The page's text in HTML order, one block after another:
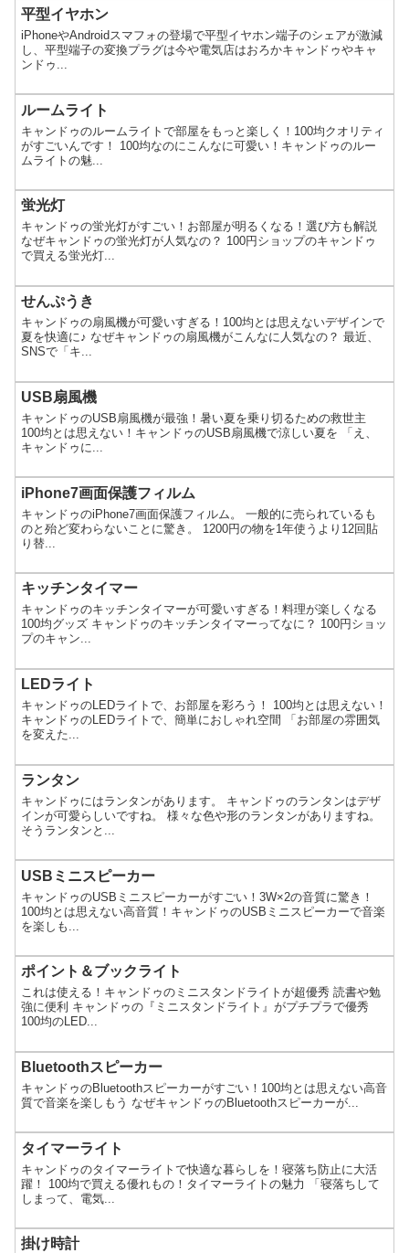
平型イヤホン
iPhoneやAndroidスマフォの登場で平型イヤホン端子のシェアが激減
し、平型端子の変換プラグは今や電気店はおろかキャンドゥやキャ
ンドゥ...
ルームライト
キャンドゥのルームライトで部屋をもっと楽しく！100均クオリティ
がすごいんです！ 100均なのにこんなに可愛い！キャンドゥのルー
ムライトの魅...
蛍光灯
キャンドゥの蛍光灯がすごい！お部屋が明るくなる！選び方も解説
なぜキャンドゥの蛍光灯が人気なの？ 100円ショップのキャンドゥ
で買える蛍光灯...
せんぷうき
キャンドゥの扇風機が可愛いすぎる！100均とは思えないデザインで
夏を快適に♪ なぜキャンドゥの扇風機がこんなに人気なの？ 最近、
SNSで「キ...
USB扇風機
キャンドゥのUSB扇風機が最強！暑い夏を乗り切るための救世主
100均とは思えない！キャンドゥのUSB扇風機で涼しい夏を 「え、
キャンドゥに...
iPhone7画面保護フィルム
キャンドゥのiPhone7画面保護フィルム。 一般的に売られているも
のと殆ど変わらないことに驚き。 1200円の物を1年使うより12回貼
り替...
キッチンタイマー
キャンドゥのキッチンタイマーが可愛いすぎる！料理が楽しくなる
100均グッズ キャンドゥのキッチンタイマーってなに？ 100円ショッ
プのキャン...
LEDライト
キャンドゥのLEDライトで、お部屋を彩ろう！ 100均とは思えない！
キャンドゥのLEDライトで、簡単におしゃれ空間 「お部屋の雰囲気
を変えた...
ランタン
キャンドゥにはランタンがあります。 キャンドゥのランタンはデザ
インが可愛らしいですね。 様々な色や形のランタンがありますね。
そうランタンと...
USBミニスピーカー
キャンドゥのUSBミニスピーカーがすごい！3W×2の音質に驚き！
100均とは思えない高音質！キャンドゥのUSBミニスピーカーで音楽
を楽しも...
ポイント＆ブックライト
これは使える！キャンドゥのミニスタンドライトが超優秀 読書や勉
強に便利 キャンドゥの『ミニスタンドライト』がプチプラで優秀
100均のLED...
Bluetoothスピーカー
キャンドゥのBluetoothスピーカーがすごい！100均とは思えない高音
質で音楽を楽しもう なぜキャンドゥのBluetoothスピーカーが...
タイマーライト
キャンドゥのタイマーライトで快適な暮らしを！寝落ち防止に大活
躍！ 100均で買える優れもの！タイマーライトの魅力 「寝落ちして
しまって、電気...
掛け時計